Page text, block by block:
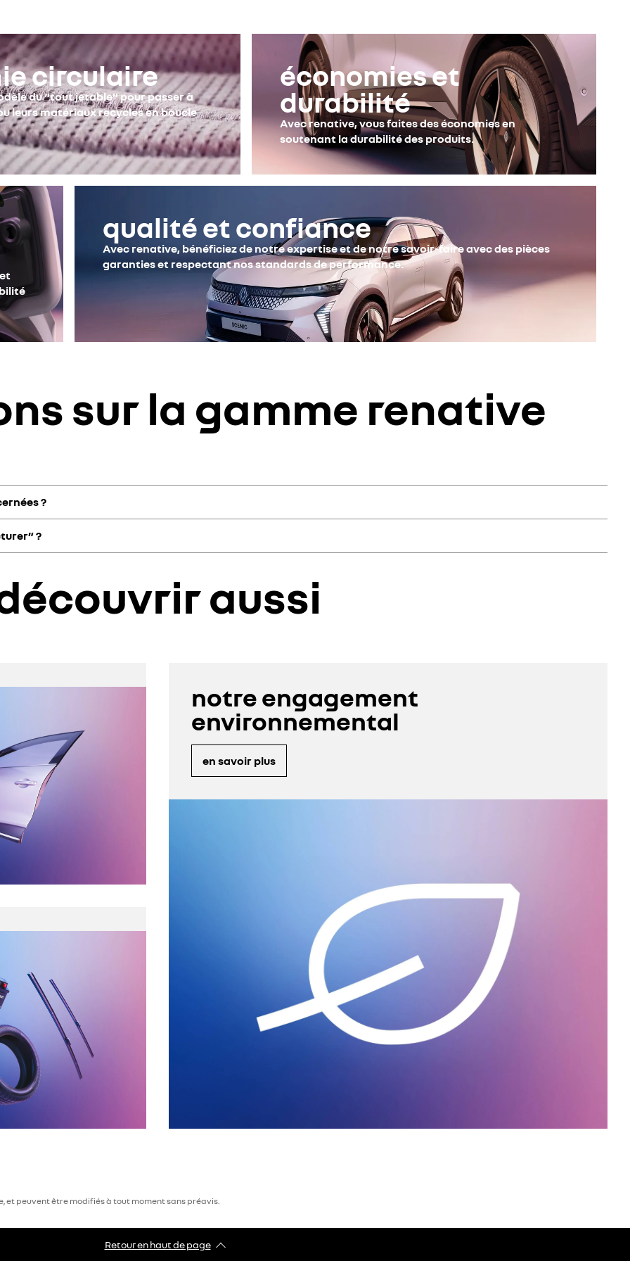
circulaire
du “tout jetable” pour passer à
leurs matériaux recycles en boucle
économies et
durabilité
Avec renative, vous faites des économies en
soutenant la durabilité des produits.
qualité et confiance
Avec renative, bénéficiez de notre expertise et de notre savoir-faire avec des pièces
garanties et respectant nos standards de performance.
sur la gamme renative
Renault. Les conseillers peuvent vous orienter vers la solution la plus adaptée à votre besoin selon le type de réparation et
?
nombreux modèles de véhicules : moteurs, boîtes de vitesses, turbos, batteries, alternateurs, démarreurs, pièces électroniques
avec aux nouvelles technologies électriques et hybrides.
?
une garantie équivalente.
aussi
notre engagement
environnemental
en savoir plus
et peuvent être modifiés à tout moment sans préavis.
Retour en haut de page